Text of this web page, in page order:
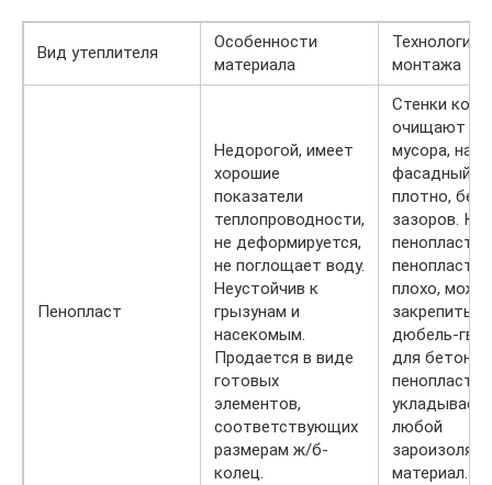
Вид утеплителя
Особенности
материала
Технология
монтажа
Пенопласт
Недорогой, имеет
хорошие
показатели
теплопроводности,
не деформируется,
не поглощает воду.
Неустойчив к
грызунам и
насекомым.
Продается в виде
готовых
элементов,
соответствующих
размерам ж/б-
колец.
Стенки
очищают от
мусора,
фасадный
плотно, без
зазоров.
пенопласт.
пенопласт
плохо,
закрепить
дюбель-
для бетона.
пенопласт
любой
материал.